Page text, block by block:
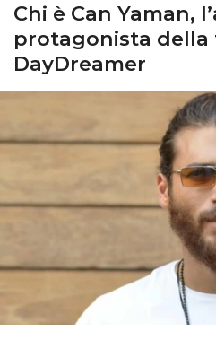
Chi è Can Yaman,
protagonista della
DayDreamer